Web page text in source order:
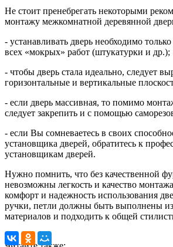
Не стоит пренебрегать некоторыми
монтажу межкомнатной деревянной
- устанавливать дверь необходимо
всех «мокрых» работ (штукатурки и др.);
- чтобы дверь стала идеально, следует
горизонтальные и вертикальные
- если дверь массивная, то помимо
следует закрепить и с помощью
- если Вы сомневаетесь в своих
установщика дверей, обратитесь к
установщикам дверей.
Нужно помнить, что без качественной
невозможны легкость и качество
комфорт и надежность использования
ручки, петли должны быть выполнены
материалов и подходить к общей